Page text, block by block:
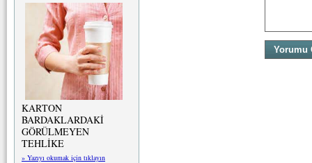
KARTON
BARDAKLARDAKİ
GÖRÜLMEYEN
TEHLİKE
» Yazıyı okumak için tıklayın